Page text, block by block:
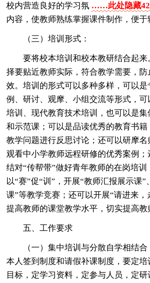
校内营造良好的学习氛 ……此处隐藏
内容，使教师熟练掌握课件制作，便于
（三）培训形式：
要将校本培训和校本教研结合起
择要贴近教师实际，符合教学需要，
效。培训的形式可以多种多样，可以
例、研讨、观摩、小组交流等形式，
培训、现代教育技术培训，也可以是
和示范课；可以是品读优秀的教育书
教学问题进行反思讨论；还可以研摩名
观看中小学教师远程研修的优秀案例
结对“传帮带”做好青年教师的在岗培训
以“赛”促“训”，开展“教师汇报展示课”
课”等教学竞赛；还可以开展“请进来，
提高教师的课堂教学水平，切实提高教
五、工作要求
（一）集中培训与分散自学相结
本人签到制度和请假补课制度，要定
目标，定学习资料，定参与人员，定研